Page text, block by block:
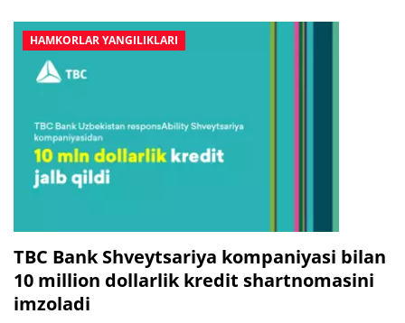
HAMKORLAR YANGILIKLARI
TBC Bank Shveytsariya kompaniyasi bilan
10 million dollarlik kredit shartnomasini
imzoladi